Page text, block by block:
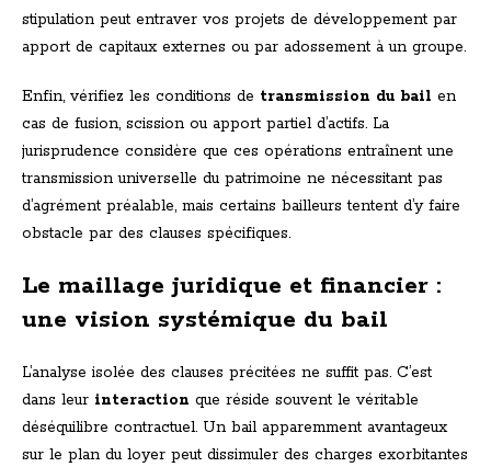
stipulation peut entraver vos projets de développement par
apport de capitaux externes ou par adossement à un groupe.
Enfin, vérifiez les conditions de transmission du bail en
cas de fusion, scission ou apport partiel d’actifs. La
jurisprudence considère que ces opérations entraînent une
transmission universelle du patrimoine ne nécessitant pas
d’agrément préalable, mais certains bailleurs tentent d’y faire
obstacle par des clauses spécifiques.
Le maillage juridique et financier :
une vision systémique du bail
L’analyse isolée des clauses précitées ne suffit pas. C’est
dans leur interaction que réside souvent le véritable
déséquilibre contractuel. Un bail apparemment avantageux
sur le plan du loyer peut dissimuler des charges exorbitantes